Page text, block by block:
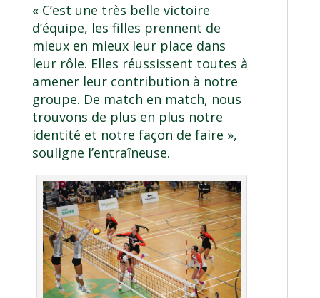
« C’est une très belle victoire
d’équipe, les filles prennent de
mieux en mieux leur place dans
leur rôle. Elles réussissent toutes à
amener leur contribution à notre
groupe. De match en match, nous
trouvons de plus en plus notre
identité et notre façon de faire »,
souligne l’entraîneuse.